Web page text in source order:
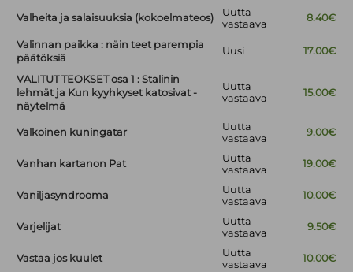
Valheita ja salaisuuksia (kokoelmateos)
Uutta
vastaava
8.40€
Valinnan paikka : näin teet parempia
päätöksiä
Uusi 17.00€
VALITUT TEOKSET osa 1 : Stalinin
lehmät ja Kun kyyhkyset katosivat -
näytelmä
Uutta
vastaava
15.00€
Valkoinen kuningatar
Uutta
vastaava
9.00€
Vanhan kartanon Pat
Uutta
vastaava
19.00€
Vaniljasyndrooma
Uutta
vastaava
10.00€
Varjelijat
Uutta
vastaava
9.50€
Vastaa jos kuulet
Uutta
vastaava
10.00€